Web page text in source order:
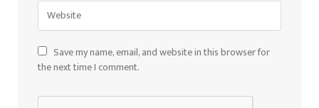
Save my name, email, and website in this browser for
the next time I comment.